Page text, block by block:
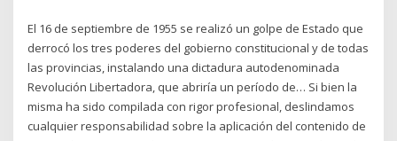
El 16 de septiembre de 1955 se realizó un golpe de Estado que
derrocó los tres poderes del gobierno constitucional y de todas
las provincias, instalando una dictadura autodenominada
Revolución Libertadora, que abriría un período de… Si bien la
misma ha sido compilada con rigor profesional, deslindamos
cualquier responsabilidad sobre la aplicación del contenido de